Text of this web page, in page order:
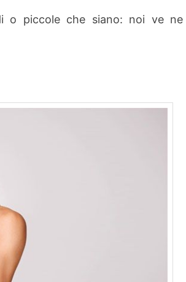
o piccole che siano: noi ve ne